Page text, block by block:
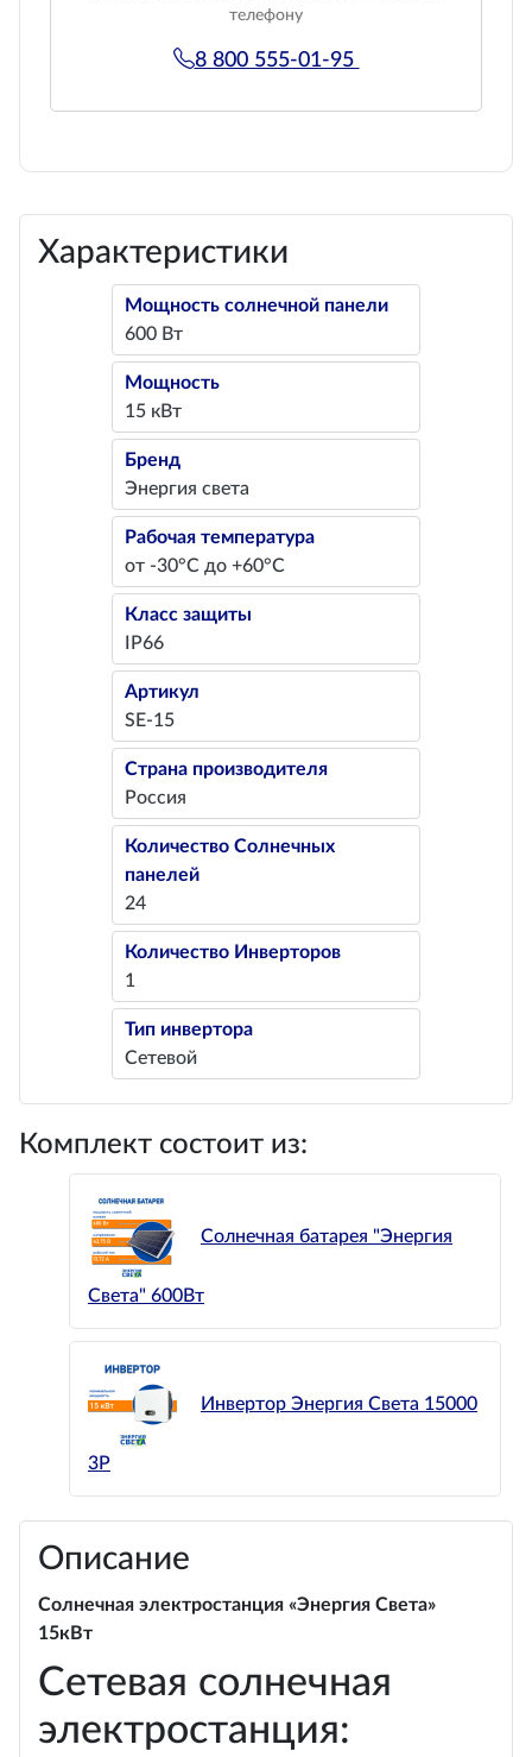
телефону
8 800 555-01-95
Характеристики
Мощность солнечной панели
600 Вт
Мощность
15 кВт
Бренд
Энергия света
Рабочая температура
от -30°С до +60°С
Класс защиты
IP66
Артикул
SE-15
Страна производителя
Россия
Количество Солнечных
панелей
24
Количество Инверторов
1
Тип инвертора
Сетевой
Комплект состоит из:
Солнечная батарея "Энергия
Света" 600Вт
Инвертор Энергия Света 15000
3P
Описание
Солнечная электростанция «Энергия Света»
15кВт
Сетевая солнечная
электростанция: